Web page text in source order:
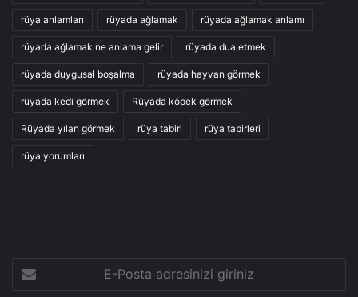
rüya anlamları rüyada ağlamak rüyada ağlamak anlamı
rüyada ağlamak ne anlama gelir rüyada dua etmek
rüyada duygusal boşalma rüyada hayvan görmek
rüyada kedi görmek Rüyada köpek görmek
Rüyada yılan görmek rüya tabiri rüya tabirleri
rüya yorumları
Posta